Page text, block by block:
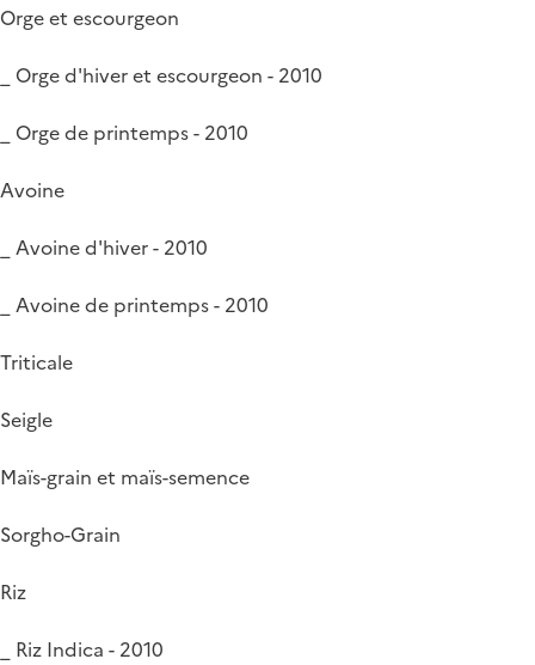
Orge et escourgeon
_ Orge d'hiver et escourgeon - 2010
_ Orge de printemps - 2010
Avoine
_ Avoine d'hiver - 2010
_ Avoine de printemps - 2010
Triticale
Seigle
Maïs-grain et maïs-semence
Sorgho-Grain
Riz
_ Riz Indica - 2010